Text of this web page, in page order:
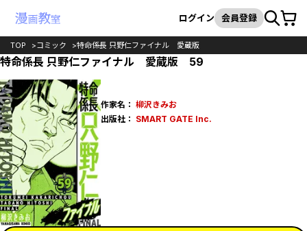
検索
ログイン 会員登録カート
TOP コミック 特命係長 只野仁ファイナル 愛蔵版
特命係長 只野仁ファイナル 愛蔵版 59
作家名： 柳沢きみお
出版社： SMART GATE Inc.